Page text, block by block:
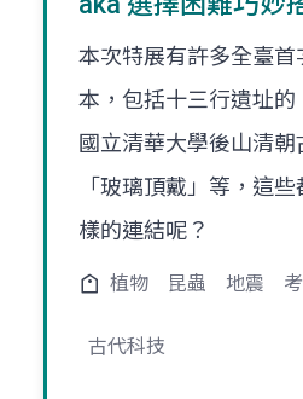
本次特展有許多全臺
本，包括十三行遺址的
國立清華大學後山清
「玻璃頂戴」等，這
樣的連結呢？
植物 昆蟲 地震
古代科技